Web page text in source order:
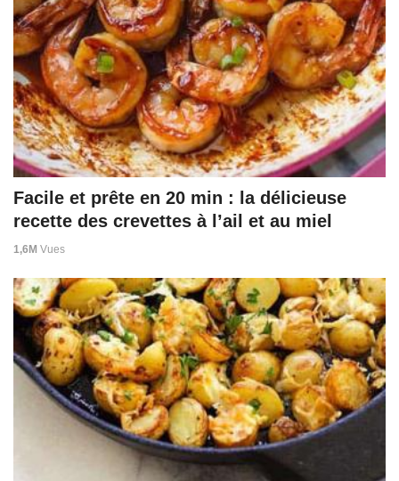
Facile et prête en 20 min : la délicieuse
recette des crevettes à l’ail et au miel
1,6M Vues